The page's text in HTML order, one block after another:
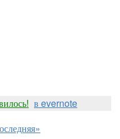
в evernote